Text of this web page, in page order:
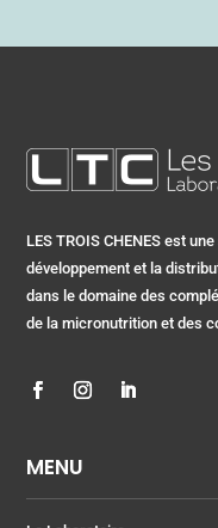
LES TROIS CHENES est
développement et la
dans le domaine des
de la micronutrition et des
MENU